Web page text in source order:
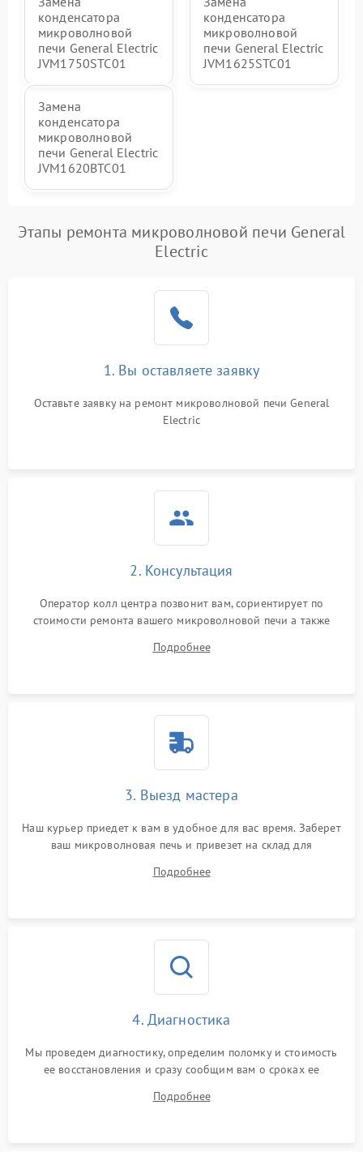
конденсатора
микроволновой
печи General Electric
JVM1750STC01
конденсатора
микроволновой
печи General Electric
JVM1625STC01
Замена
конденсатора
микроволновой
печи General Electric
JVM1620BTC01
Этапы ремонта микроволновой печи General
Electric
1. Вы оставляете заявку
Оставьте заявку на ремонт микроволновой печи General
Electric
2. Консультация
Оператор колл центра позвонит вам, сориентирует по
стоимости ремонта вашего микроволновой печи а также
Подробнее
3. Выезд мастера
Наш курьер приедет к вам в удобное для вас время. Заберет
ваш микроволновая печь и привезет на склад для
Подробнее
4. Диагностика
Мы проведем диагностику, определим поломку и стоимость
ее восстановления и сразу сообщим вам о сроках ее
Подробнее